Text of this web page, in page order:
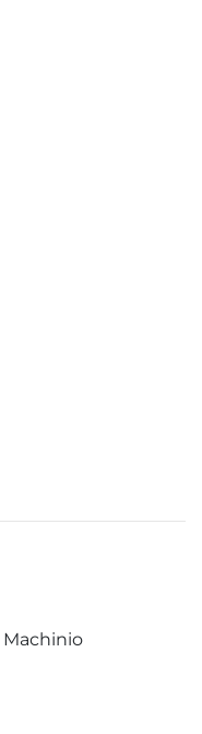
Machinio